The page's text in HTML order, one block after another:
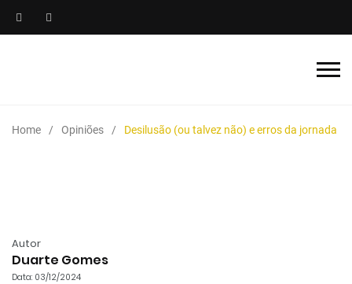
Home Opiniões Desilusão (ou talvez não) e erros da jornada
Autor
Duarte Gomes
Data: 03/12/2024